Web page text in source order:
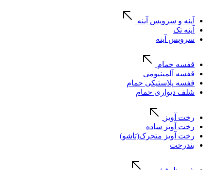
آینه و سرویس آینه
آینه تک
سرویس آینه
قفسه حمام
قفسه آلمینیومی
قفسه پلاستیکی حمام
شلف دیواری حمام
رخت آویز
رخت آویز ساده
رخت آویز متحرک(تاشو)
بندرخت